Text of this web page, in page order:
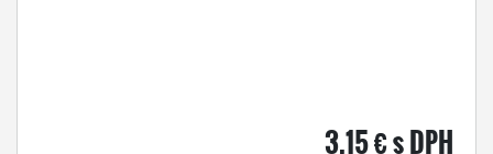
3,15 € s DPH